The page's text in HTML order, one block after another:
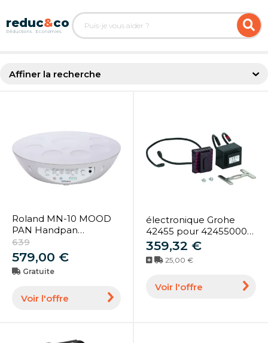
Affiner la recherche
Roland MN-10 MOOD
PAN Handpan
Percussion
électronique avec
Bluetooth
639
579,00 €
Gratuite
Voir l'offre
électronique Grohe
42455 pour 42455000
actionnements IR WC
Bouton poussoir pour
urinoir
359,32 €
25,00 €
Voir l'offre